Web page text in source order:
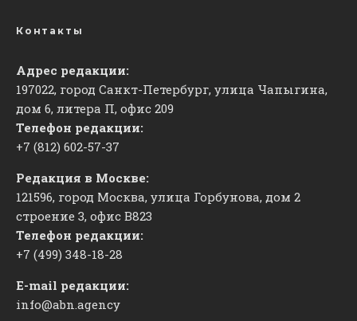
Контакты
Адрес редакции:
197022, город Санкт-Петербург, улица Чапыгина,
дом 6, литера П, офис 209
Телефон редакции:
+7 (812) 602-57-37
Редакция в Москве:
121596, город Москва, улица Горбунова, дом 2
строение 3, офис ​В823
Телефон редакции:
+7 (499) 348-18-28
E-mail редакции:
info@abn.agency